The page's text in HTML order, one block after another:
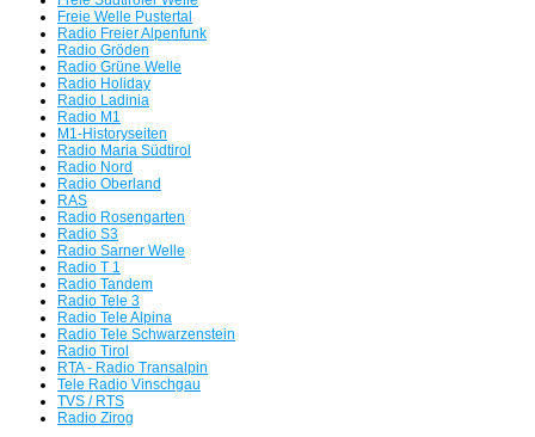
FM Kompakt besucht die Medienszene
Oberfranken und Vogtland
Radio Aktiv/Star*Sat Radio und 89 HIT FM waren Meilensteine -
Peter Pelunka mit 65 Jahren verstorben
Wir orgeln alles nieder - Der FMK-Südtirol Stream mit einem
Wiederhören der einstigen Radiopioniere auf
dem FMK-Südtirol Webradio
Freie Welle Pustertal
Radio Freier Alpenfunk
Radio Gröden
Radio Grüne Welle
Radio Holiday
Radio Ladinia
Radio M1
M1-Historyseiten
Radio Maria Südtirol
Radio Nord
Radio Oberland
RAS
Radio Rosengarten
Radio S3
Radio Sarner Welle
Radio T 1
Radio Tandem
Radio Tele 3
Radio Tele Alpina
Radio Tele Schwarzenstein
Radio Tirol
RTA - Radio Transalpin
Tele Radio Vinschgau
TVS / RTS
Radio Zirog